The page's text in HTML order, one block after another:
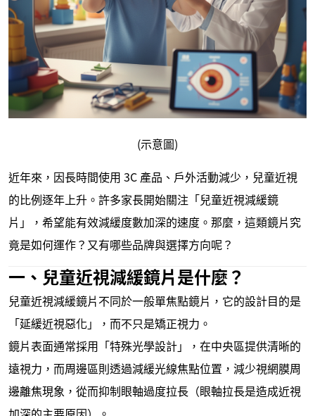
(示意圖)
近年來，因長時間使用 3C 產品、戶外活動減少，兒童近視
的比例逐年上升。許多家長開始關注「兒童近視減緩鏡
片」，希望能有效減緩度數加深的速度。那麼，這類鏡片究
竟是如何運作？又有哪些品牌與選擇方向呢？
一、兒童近視減緩鏡片是什麼？
兒童近視減緩鏡片不同於一般單焦點鏡片，它的設計目的是
「延緩近視惡化」，而不只是矯正視力。
鏡片表面通常採用「特殊光學設計」，在中央區提供清晰的
遠視力，而周邊區則透過減緩光線焦點位置，減少視網膜周
邊離焦現象，從而抑制眼軸過度拉長（眼軸拉長是造成近視